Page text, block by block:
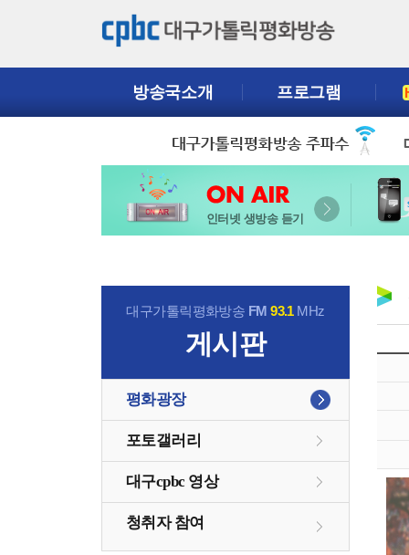
방송국소개 프로그램
인터넷 생방송 듣기
대구가톨릭평화방송 FM93.1MHz
게시판
평화광장
포토갤러리
대구cpbc 영상
청취자 참여